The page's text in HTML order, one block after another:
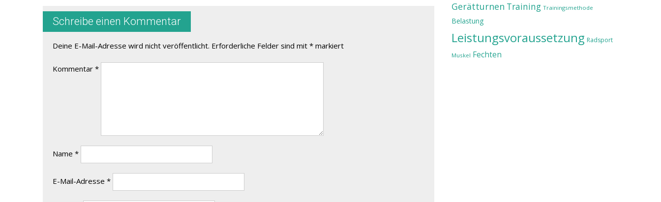
Schreibe einen Kommentar
Deine E-Mail-Adresse wird nicht veröffentlicht. Erforderliche Felder sind mit * markiert
Kommentar *
Name *
E-Mail-Adresse *
Gerätturnen Training Trainingsmethode
Belastung
Leistungsvoraussetzung Radsport
Muskel Fechten